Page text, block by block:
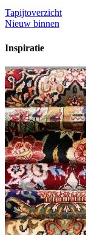
Tapijtoverzicht
Nieuw binnen
Inspiratie